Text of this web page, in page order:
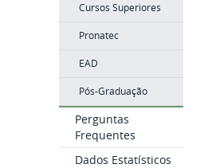
Cursos Superiores
Pronatec
EAD
Pós-Graduação
Perguntas
Frequentes
Dados Estatísticos